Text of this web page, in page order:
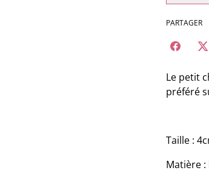
PARTAGER
Le petit
préféré
Taille :
Matière